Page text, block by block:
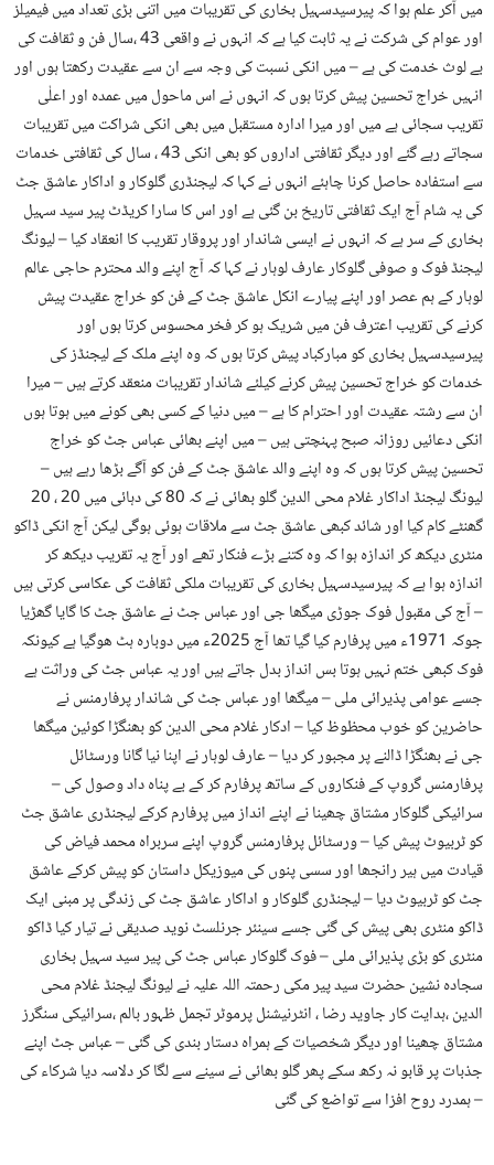
میں آکر علم ہوا کہ پیرسیدسہیل بخاری کی تقریبات میں اتنی بڑی تعداد میں فیمیلز
اور عوام کی شرکت نے یہ ثابت کیا ہے کہ انہوں نے واقعی 43 ،سال فن و ثقافت کی
بے لوث خدمت کی ہے – میں انکی نسبت کی وجہ سے ان سے عقیدت رکھتا ہوں اور
انہیں خراج تحسین پیش کرتا ہوں کہ انہوں نے اس ماحول میں عمدہ اور اعلٰی
تقریب سجائی ہے میں اور میرا ادارہ مستقبل میں بھی انکی شراکت میں تقریبات
سجاتے رہے گئے اور دیگر ثقافتی اداروں کو بھی انکی 43 ، سال کی ثقافتی خدمات
سے استفادہ حاصل کرنا چاہئے انہوں نے کہا کہ لیجنڈری گلوکار و اداکار عاشق جٹ
کی یہ شام آج ایک ثقافتی تاریخ بن گئی ہے اور اس کا سارا کریڈٹ پیر سید سہیل
بخاری کے سر ہے کہ انہوں نے ایسی شاندار اور پروقار تقریب کا انعقاد کیا – لیونگ
لیجنڈ فوک و صوفی گلوکار عارف لوہار نے کہا کہ آج اپنے والد محترم حاجی عالم
لوہار کے ہم عصر اور اپنے پیارے انکل عاشق جٹ کے فن کو خراج عقیدت پیش
کرنے کی تقریب اعترف فن میں شریک ہو کر فخر محسوس کرتا ہوں اور
پیرسیدسہیل بخاری کو مبارکباد پیش کرتا ہوں کہ وہ اپنے ملک کے لیجنڈز کی
خدمات کو خراج تحسین پیش کرنے کیلئے شاندار تقریبات منعقد کرتے ہیں – میرا
ان سے رشتہ عقیدت اور احترام کا ہے – میں دنیا کے کسی بھی کونے میں ہوتا ہوں
انکی دعائیں روزانہ صبح پہنچتی ہیں – میں اپنے بھائی عباس جٹ کو خراج
تحسین پیش کرتا ہوں کہ وہ اپنے والد عاشق جٹ کے فن کو آگے بڑھا رہے ہیں –
لیونگ لیجنڈ اداکار غلام محی الدین گلو بھائی نے کہ 80 کی دہائی میں 20 ، 20
گھنٹے کام کیا اور شائد کبھی عاشق جٹ سے ملاقات ہوئی ہوگی لیکن آج انکی ڈاکو
منٹری دیکھ کر اندازہ ہوا کہ وہ کتنے بڑے فنکار تھے اور آج یہ تقریب دیکھ کر
اندازہ ہوا ہے کہ پیرسیدسہیل بخاری کی تقریبات ملکی ثقافت کی عکاسی کرتی ہیں
– آج کی مقبول فوک جوڑی میگھا جی اور عباس جٹ نے عاشق جٹ کا گایا گھڑیا
جوکہ 1971ء میں پرفارم کیا گیا تھا آج 2025ء میں دوبارہ ہٹ ھوگیا ہے کیونکہ
فوک کبھی ختم نہیں ہوتا بس انداز بدل جاتے ہیں اور یہ عباس جٹ کی وراثت ہے
جسے عوامی پذیرائی ملی – میگھا اور عباس جٹ کی شاندار پرفارمنس نے
حاضرین کو خوب محظوظ کیا – ادکار غلام محی الدین کو بھنگڑا کوئین میگھا
جی نے بھنگڑا ڈالنے پر مجبور کر دیا – عارف لوہار نے اپنا نیا گانا ورسٹائل
پرفارمنس گروپ کے فنکاروں کے ساتھ پرفارم کر کے بے پناہ داد وصول کی –
سرائیکی گلوکار مشتاق چھینا نے اپنے انداز میں پرفارم کرکے لیجنڈری عاشق جٹ
کو ٹربیوٹ پیش کیا – ورسٹائل پرفارمنس گروپ اپنے سربراہ محمد فیاض کی
قیادت میں ہیر رانجھا اور سسی پنوں کی میوزیکل داستان کو پیش کرکے عاشق
جٹ کو ٹربیوٹ دیا – لیجنڈری گلوکار و اداکار عاشق جٹ کی زندگی پر مبنی ایک
ڈاکو منٹری بھی پیش کی گئی جسے سینئر جرنلسٹ نوید صدیقی نے تیار کیا ڈاکو
منٹری کو بڑی پذیرائی ملی – فوک گلوکار عباس جٹ کی پیر سید سہیل بخاری
سجادہ نشین حضرت سید پیر مکی رحمتہ اللہ علیہ نے لیونگ لیجنڈ غلام محی
الدین ،ہدایت کار جاوید رضا ، انٹرنیشنل پرموٹر تجمل ظہور بالم ،سرائیکی سنگرز
مشتاق چھینا اور دیگر شخصیات کے ہمراہ دستار بندی کی گئی – عباس جٹ اپنے
جذبات پر قابو نہ رکھ سکے پھر گلو بھائی نے سینے سے لگا کر دلاسہ دیا شرکاء کی
ہمدرد روح افزا سے تواضع کی گئی –